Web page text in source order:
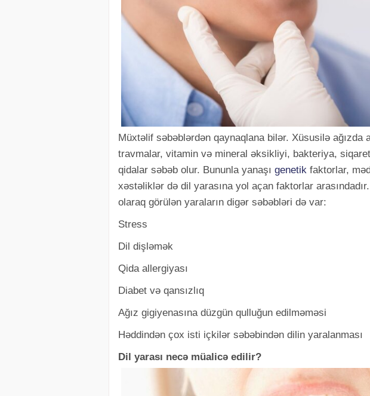
Müxtəlif səbəblərdən qaynaqlana bilər. Xüsusilə ağızda
travmalar, vitamin və mineral əksikliyi, bakteriya,
qidalar səbəb olur. Bununla yanaşı genetik faktorlar,
xəstəliklər də dil yarasına yol açan faktorlar
olaraq görülən yaraların digər səbəbləri də var:
Stress
Dil dişləmək
Qida allergiyası
Diabet və qansızlıq
Ağız gigiyenasına düzgün qulluğun edilməməsi
Həddindən çox isti içkilər səbəbindən dilin yaralanması
Dil yarası necə müalicə edilir?